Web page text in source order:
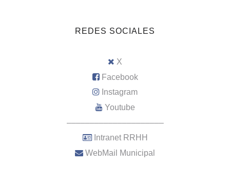
REDES SOCIALES
X
Facebook
Instagram
Youtube
–––––––––––––––––––––
Intranet RRHH
WebMail Municipal